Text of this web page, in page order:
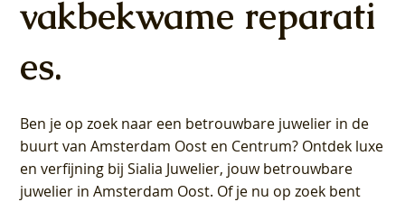
vakbekwame reparati
es.
Ben je op zoek naar een betrouwbare juwelier in de
buurt van Amsterdam Oost en Centrum? Ontdek luxe
en verfijning bij Sialia Juwelier, jouw betrouwbare
juwelier in Amsterdam Oost. Of je nu op zoek bent